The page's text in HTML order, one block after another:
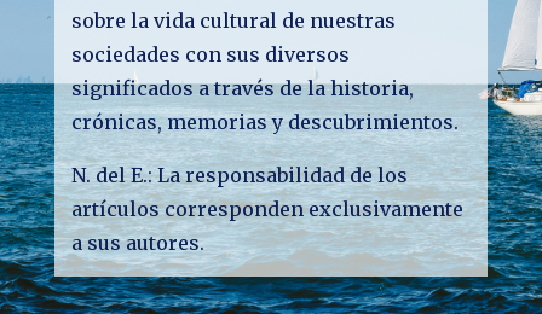
sobre la vida cultural de nuestras
sociedades con sus diversos
significados a través de la historia,
crónicas, memorias y descubrimientos.
N. del E.: La responsabilidad de los
artículos corresponden exclusivamente
a sus autores.